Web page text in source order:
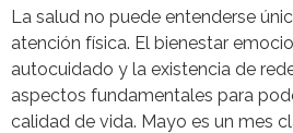
La salud no puede entenderse
atención física. El bienestar
autocuidado y la existencia de
aspectos fundamentales para
calidad de vida. Mayo es un mes